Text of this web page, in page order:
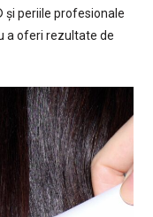
și periile profesionale
a oferi rezultate de